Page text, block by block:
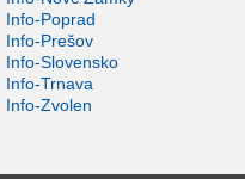
Info-Poprad
Info-Prešov
Info-Slovensko
Info-Trnava
Info-Zvolen